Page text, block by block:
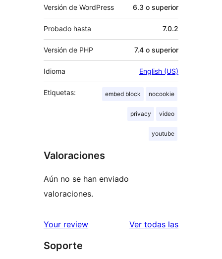
Versión de WordPress 6.3 o superior
Probado hasta 7.0.2
Versión de PHP 7.4 o superior
Idioma English (US)
Etiquetas: embed block nocookie
privacy video
youtube
Valoraciones
Aún no se han enviado
valoraciones.
Your review Ver todas las
Soporte